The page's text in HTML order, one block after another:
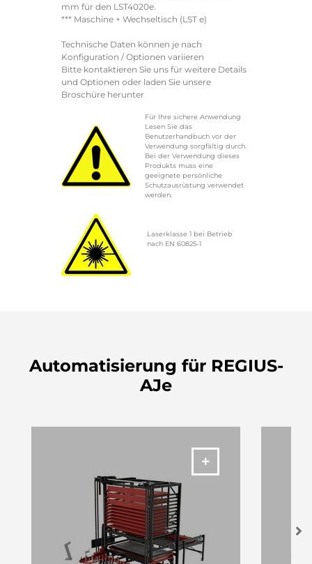
mm für den LST4020e.
*** Maschine + Wechseltisch (LST e)
Technische Daten können je nach
Konfiguration / Optionen variieren
Bitte kontaktieren Sie uns für weitere Details
und Optionen oder laden Sie unsere
Broschüre herunter
Für Ihre sichere Anwendung
Lesen Sie das
Benutzerhandbuch vor der
Verwendung sorgfältig durch.
Bei der Verwendung dieses
Produkts muss eine
geeignete persönliche
Schutzausrüstung verwendet
werden.
Laserklasse 1 bei Betrieb
nach EN 60825-1
Automatisierung für REGIUS-
AJe